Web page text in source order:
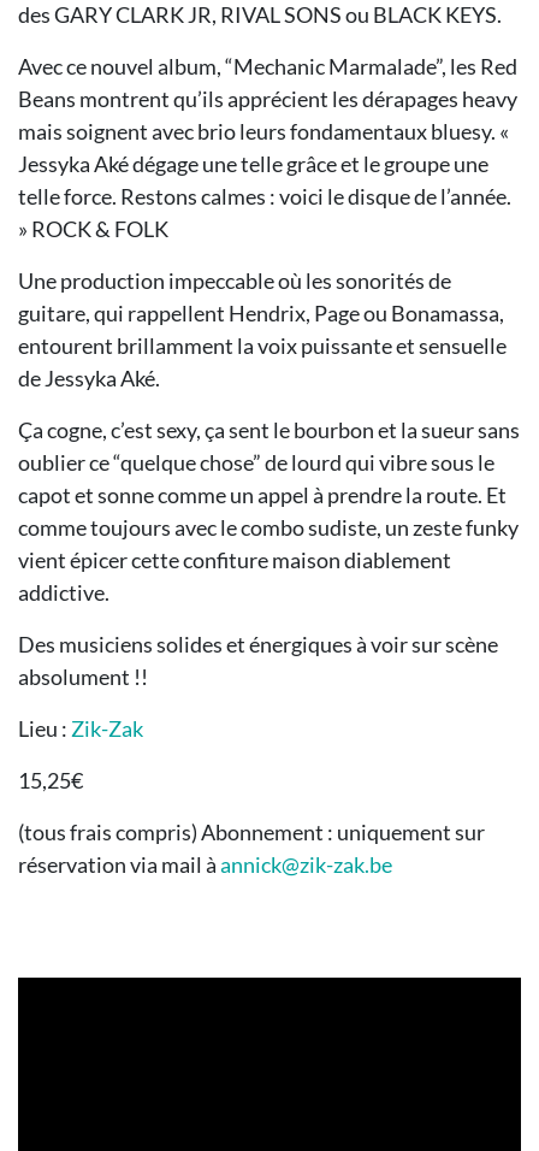
des GARY CLARK JR, RIVAL SONS ou BLACK KEYS.
Avec ce nouvel album, “Mechanic Marmalade”, les Red
Beans montrent qu’ils apprécient les dérapages heavy
mais soignent avec brio leurs fondamentaux bluesy. «
Jessyka Aké dégage une telle grâce et le groupe une
telle force. Restons calmes : voici le disque de l’année.
» ROCK & FOLK
Une production impeccable où les sonorités de
guitare, qui rappellent Hendrix, Page ou Bonamassa,
entourent brillamment la voix puissante et sensuelle
de Jessyka Aké.
Ça cogne, c’est sexy, ça sent le bourbon et la sueur sans
oublier ce “quelque chose” de lourd qui vibre sous le
capot et sonne comme un appel à prendre la route. Et
comme toujours avec le combo sudiste, un zeste funky
vient épicer cette confiture maison diablement
addictive.
Des musiciens solides et énergiques à voir sur scène
absolument !!
Lieu : Zik-Zak
15,25€
(tous frais compris) Abonnement : uniquement sur
réservation via mail àannick@zik-zak.be